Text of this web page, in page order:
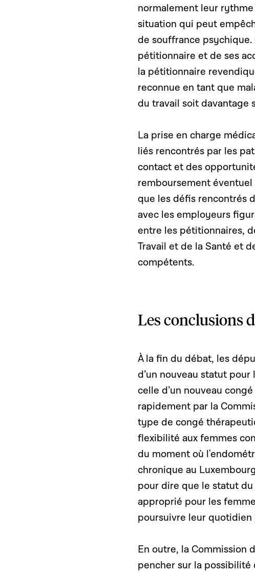
normalement leur
situation qui peut
de souffrance
pétitionnaire et de ses
la pétitionnaire
reconnue en tant que
du travail soit davantage
La prise en charge
liés rencontrés par les
contact et des
remboursement
que les défis rencontrés
avec les employeurs
entre les pétitionnaires,
Travail et de la Santé et
compétents.
Les conclusions
À la fin du débat, les
d’un nouveau statut
celle d’un nouveau
rapidement par la
type de congé
flexibilité aux femmes
du moment où
chronique au
pour dire que le statut
approprié pour les
poursuivre leur quotidien
En outre, la Commission
pencher sur la